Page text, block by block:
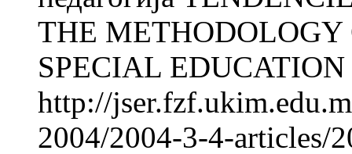
THE METHODOLOGY
SPECIAL EDUCATION
http://
2004/2004-3-4-articles/